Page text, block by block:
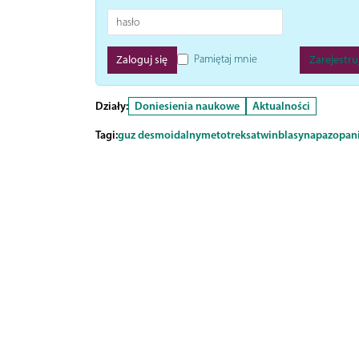
Pamiętaj mnie
Działy: Doniesienia naukowe
Aktualności
Tagi:guz desmoidalnymetotreksatwinblasyna